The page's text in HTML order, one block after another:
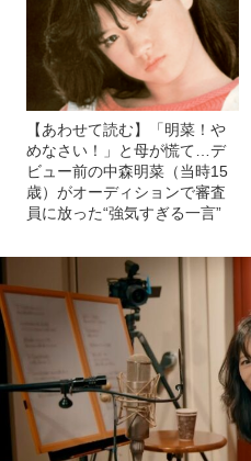
【あわせて読む】「明菜！や
めなさい！」と母が慌て…デ
ビュー前の中森明菜（当時15
歳）がオーディションで審査
員に放った“強気すぎる一言”